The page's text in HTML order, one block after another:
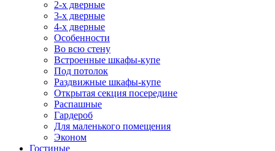
2-х дверные
3-х дверные
4-х дверные
Особенности
Во всю стену
Встроенные шкафы-купе
Под потолок
Раздвижные шкафы-купе
Открытая секция посередине
Распашные
Гардероб
Для маленького помещения
Эконом
Гостиные